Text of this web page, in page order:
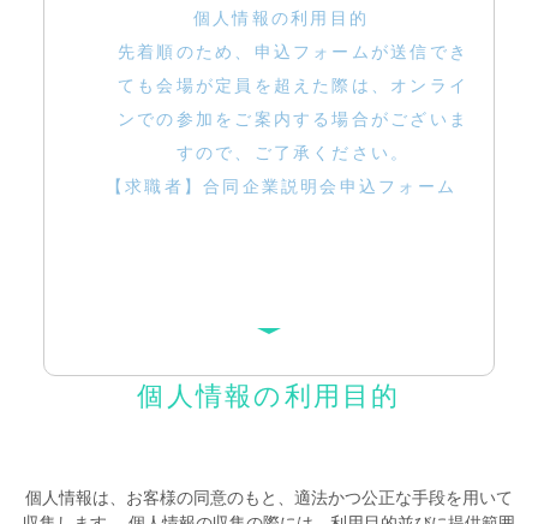
個人情報の利用目的
先着順のため、申込フォームが送信でき
ても会場が定員を超えた際は、オンライ
ンでの参加をご案内する場合がございま
すので、ご了承ください。
【求職者】合同企業説明会申込フォーム
個人情報の利用目的
個人情報は、お客様の同意のもと、適法かつ公正な手段を用いて